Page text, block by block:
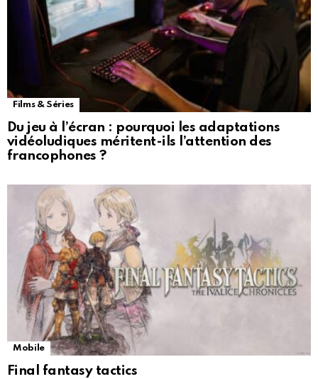
Films & Séries
Du jeu à l’écran : pourquoi les adaptations
vidéoludiques méritent-ils l’attention des
francophones ?
Mobile
Final fantasy tactics